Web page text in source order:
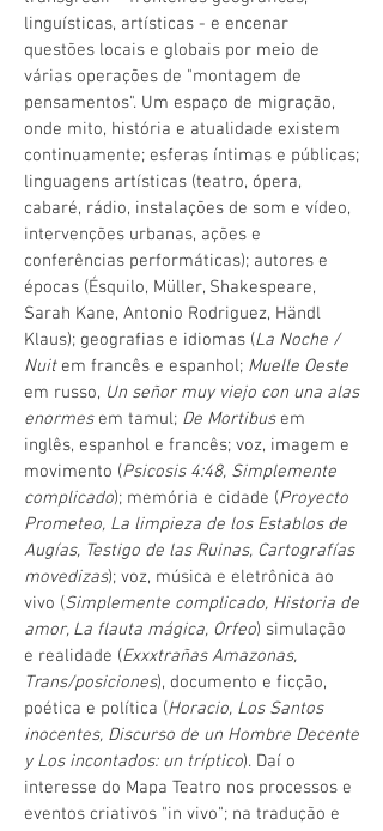
linguísticas, artísticas - e encenar
questões locais e globais por meio de
várias operações de "montagem de
pensamentos". Um espaço de migração,
onde mito, história e atualidade existem
continuamente; esferas íntimas e públicas;
linguagens artísticas (teatro, ópera,
cabaré, rádio, instalações de som e vídeo,
intervenções urbanas, ações e
conferências performáticas); autores e
épocas (Ésquilo, Müller, Shakespeare,
Sarah Kane, Antonio Rodriguez, Händl
Klaus); geografias e idiomas (La Noche /
Nuitem francês e espanhol; Muelle Oeste
em russo, Un señor muy viejo con una alas
enormesem tamul; De Mortibusem
inglês, espanhol e francês; voz, imagem e
movimento (Psicosis 4:48, Simplemente
complicado); memória e cidade (Proyecto
Prometeo, La limpieza de los Establos de
Augías, Testigo de las Ruinas, Cartografías
movedizas); voz, música e eletrônica ao
vivo (Simplemente complicado, Historia de
amor, La flauta mágica, Orfeo) simulação
e realidade (Exxxtrañas Amazonas,
Trans/posiciones), documento e ficção,
poética e política (Horacio, Los Santos
inocentes, Discurso de un Hombre Decente
y Los incontados: un tríptico). Daí o
interesse do Mapa Teatro nos processos e
eventos criativos "in vivo"; na tradução e